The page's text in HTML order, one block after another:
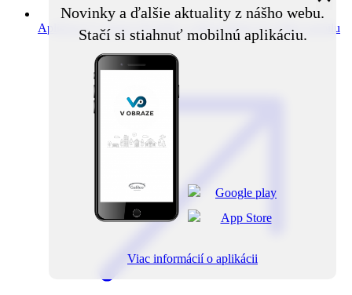
Aplikácia V obraze Novinky z obce priamo do vášho mobilu
Novinky a ďalšie aktuality z nášho webu.
Stačí si stiahnuť mobilnú aplikáciu.
Viac informácií o aplikácii